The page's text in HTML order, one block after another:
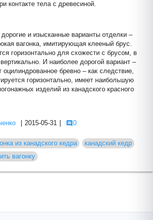
контакте тела с древесиной.
и изысканные варианты отделки –
вагонка, имитирующая клееный брус.
горизонтально для схожести с брусом, в
И наиболее дорогой вариант –
оцилиндрованное бревно – как следствие,
горизонтально, имеет наибольшую
изделий из канадского красного
2015-05-31 0
из канадского кедра
канадский кедр
вагонку